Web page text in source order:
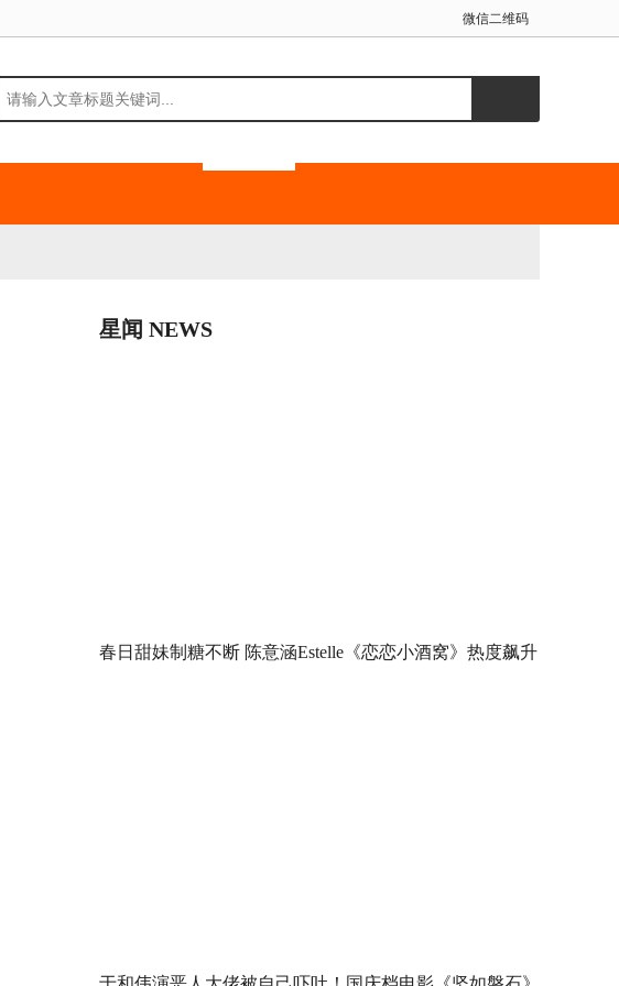
微信二维码
星闻 NEWS
春日甜妹制糖不断 陈意涵Estelle《恋恋小酒窝》热度飙升